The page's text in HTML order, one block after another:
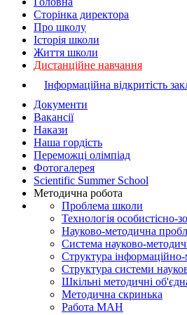
Сторінка директора
Про школу
Історія школи
Життя школи
Дистанційне навчання
Інформаційна відкритість
Документи
Вакансії
Накази
Наша гордість
Переможці олімпіад
Фотогалерея
Scientific Summer School
Методична робота
Проблема школи
Технологія особистісно-
Науково-методична
Система науково-
Структура
Структура системи
Шкільні методичні
Методична скринька
Работа МАН